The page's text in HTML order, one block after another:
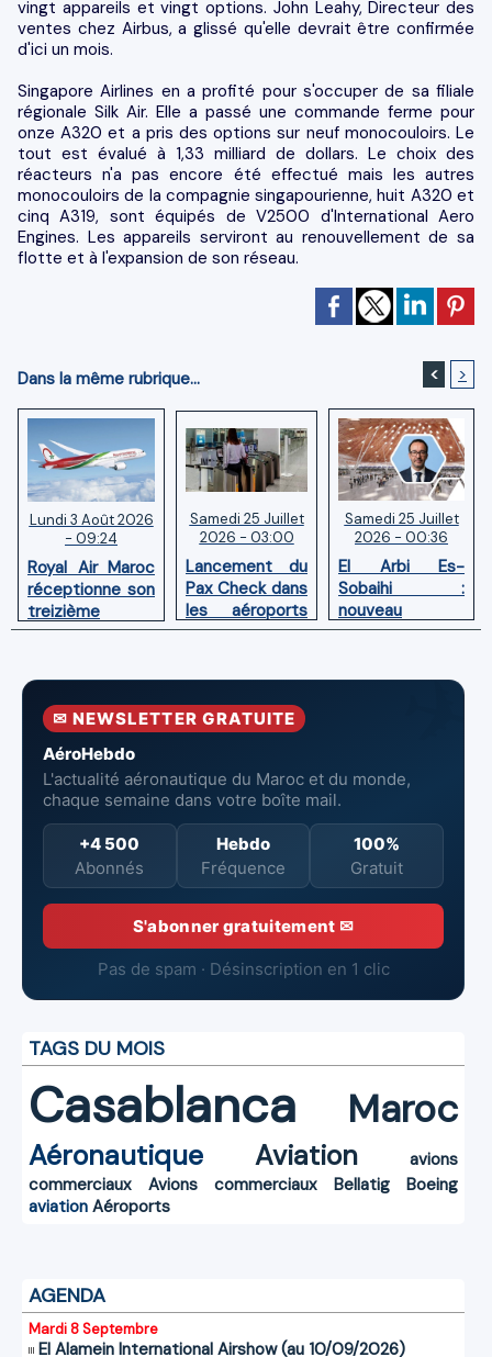
vingt appareils et vingt options. John Leahy, Directeur des
ventes chez Airbus, a glissé qu'elle devrait être confirmée
d'ici un mois.
Singapore Airlines en a profité pour s'occuper de sa filiale
régionale Silk Air. Elle a passé une commande ferme pour
onze A320 et a pris des options sur neuf monocouloirs. Le
tout est évalué à 1,33 milliard de dollars. Le choix des
réacteurs n'a pas encore été effectué mais les autres
monocouloirs de la compagnie singapourienne, huit A320 et
cinq A319, sont équipés de V2500 d'International Aero
Engines. Les appareils serviront au renouvellement de sa
flotte et à l'expansion de son réseau.
Dans la même rubrique... < >
Lundi 3 Août 2026
- 09:24
Royal Air Maroc
réceptionne son
treizième
Boeing 787
Samedi 25 Juillet
2026 - 03:00
Lancement du
Pax Check dans
les aéroports
du Maroc
Samedi 25 Juillet
2026 - 00:36
El Arbi Es-
Sobaihi :
nouveau
directeur à la
l’Aéroport
Mohammed V
✉ NEWSLETTER GRATUITE
AéroHebdo
L'actualité aéronautique du Maroc et du monde,
chaque semaine dans votre boîte mail.
+4 500
Abonnés
Hebdo
Fréquence
100%
Gratuit
S'abonner gratuitement ✉
Pas de spam · Désinscription en 1 clic
TAGS DU MOIS
Casablanca Maroc
Aéronautique Aviation
avions
commerciaux
Avions commerciaux Bellatig
Boeing
aviation Aéroports
AGENDA
Mardi 8 Septembre
El Alamein International Airshow (au 10/09/2026)